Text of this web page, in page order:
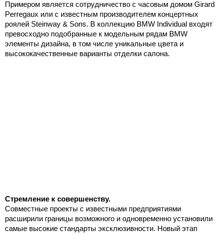
Примером является сотрудничество с часовым домом Girard
Perregaux или с известным производителем концертных
роялей Steinway & Sons. В коллекцию BMW Individual входят
превосходно подобранные к модельным рядам BMW
элементы дизайна, в том числе уникальные цвета и
высококачественные варианты отделки салона.
Стремление к совершенству.
Совместные проекты с известными предприятиями
расширили границы возможного и одновременно установили
самые высокие стандарты эксклюзивности. Новый этап